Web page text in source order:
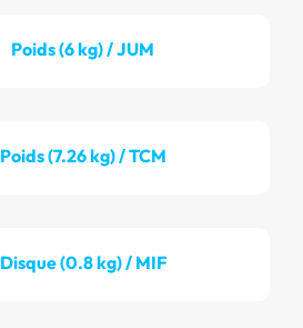
Poids (6 kg) / JUM
Poids (7.26 kg) / TCM
Disque (0.8 kg) / MIF